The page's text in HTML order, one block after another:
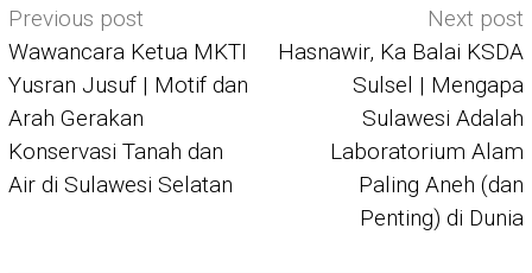
Post
navigation
Previous post
Wawancara Ketua MKTI
Yusran Jusuf | Motif dan
Arah Gerakan
Konservasi Tanah dan
Air di Sulawesi Selatan
Next post
Hasnawir, Ka Balai KSDA
Sulsel | Mengapa
Sulawesi Adalah
Laboratorium Alam
Paling Aneh (dan
Penting) di Dunia